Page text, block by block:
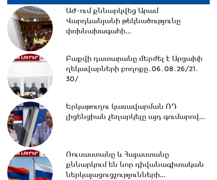
15:06 -ԵԱՏՄ-ում առկա
տարաձայնություններից տուժում են
14:56 -Ընդդիմությունը
ընտրակաշառքի միջոցով է հայտնվել
14:42 -Վարչապետի որոշումներով՝ ԲՏԱ
14:23 -Քրիստիննե Գրիգորյանը
ԱԺ-ում քննարկվեց Արամ
Վարդևանյանի թեկնածությունը
փոխնախագահի...
Բաքվի դատարանը մերժել է Արցախի
ղեկավարների բողոքը․06․08․26/21․
30/
Երկաթուղու կառավարման ՌԴ
լիցենցիան չեղարկելը այդ գումարով...
Ռուսաստանը և Հայաստանը
քննարկում են նոր դիվանագիտական
ներկայացուցչությունների...